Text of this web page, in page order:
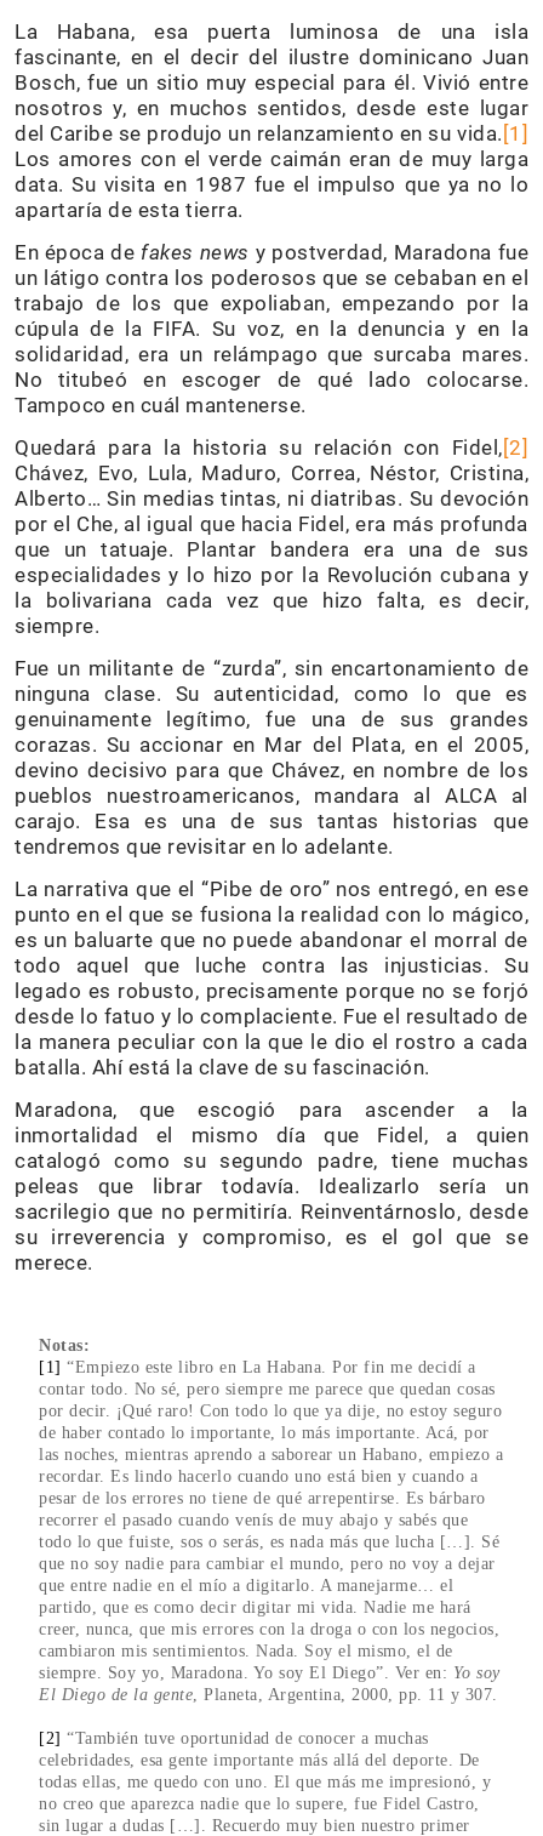
La Habana, esa puerta luminosa de una isla
fascinante, en el decir del ilustre dominicano Juan
Bosch, fue un sitio muy especial para él. Vivió entre
nosotros y, en muchos sentidos, desde este lugar
del Caribe se produjo un relanzamiento en su vida. [1]
Los amores con el verde caimán eran de muy larga
data. Su visita en 1987 fue el impulso que ya no lo
apartaría de esta tierra.
En época de fakes news y postverdad, Maradona fue
un látigo contra los poderosos que se cebaban en el
trabajo de los que expoliaban, empezando por la
cúpula de la FIFA. Su voz, en la denuncia y en la
solidaridad, era un relámpago que surcaba mares.
No titubeó en escoger de qué lado colocarse.
Tampoco en cuál mantenerse.
Quedará para la historia su relación con Fidel,[2]
Chávez, Evo, Lula, Maduro, Correa, Néstor, Cristina,
Alberto… Sin medias tintas, ni diatribas. Su devoción
por el Che, al igual que hacia Fidel, era más profunda
que un tatuaje. Plantar bandera era una de sus
especialidades y lo hizo por la Revolución cubana y
la bolivariana cada vez que hizo falta, es decir,
siempre.
Fue un militante de “zurda”, sin encartonamiento de
ninguna clase. Su autenticidad, como lo que es
genuinamente legítimo, fue una de sus grandes
corazas. Su accionar en Mar del Plata, en el 2005,
devino decisivo para que Chávez, en nombre de los
pueblos nuestroamericanos, mandara al ALCA al
carajo. Esa es una de sus tantas historias que
tendremos que revisitar en lo adelante.
La narrativa que el “Pibe de oro” nos entregó, en ese
punto en el que se fusiona la realidad con lo mágico,
es un baluarte que no puede abandonar el morral de
todo aquel que luche contra las injusticias. Su
legado es robusto, precisamente porque no se forjó
desde lo fatuo y lo complaciente. Fue el resultado de
la manera peculiar con la que le dio el rostro a cada
batalla. Ahí está la clave de su fascinación.
Maradona, que escogió para ascender a la
inmortalidad el mismo día que Fidel, a quien
catalogó como su segundo padre, tiene muchas
peleas que librar todavía. Idealizarlo sería un
sacrilegio que no permitiría. Reinventárnoslo, desde
su irreverencia y compromiso, es el gol que se
merece.
Notas:
[1] “Empiezo este libro en La Habana. Por fin me decidí a
contar todo. No sé, pero siempre me parece que quedan cosas
por decir. ¡Qué raro! Con todo lo que ya dije, no estoy seguro
de haber contado lo importante, lo más importante. Acá, por
las noches, mientras aprendo a saborear un Habano, empiezo a
recordar. Es lindo hacerlo cuando uno está bien y cuando a
pesar de los errores no tiene de qué arrepentirse. Es bárbaro
recorrer el pasado cuando venís de muy abajo y sabés que
todo lo que fuiste, sos o serás, es nada más que lucha […]. Sé
que no soy nadie para cambiar el mundo, pero no voy a dejar
que entre nadie en el mío a digitarlo. A manejarme… el
partido, que es como decir digitar mi vida. Nadie me hará
creer, nunca, que mis errores con la droga o con los negocios,
cambiaron mis sentimientos. Nada. Soy el mismo, el de
siempre. Soy yo, Maradona. Yo soy El Diego”. Ver en: Yo soy
El Diego de la gente , Planeta, Argentina, 2000, pp. 11 y 307.
[2] “También tuve oportunidad de conocer a muchas
celebridades, esa gente importante más allá del deporte. De
todas ellas, me quedo con uno. El que más me impresionó, y
no creo que aparezca nadie que lo supere, fue Fidel Castro,
sin lugar a dudas […]. Recuerdo muy bien nuestro primer